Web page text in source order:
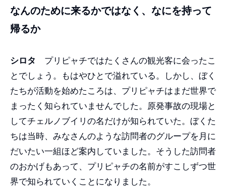
なんのために来るかではなく、なにを持って
帰るか
シロタ プリピャチではたくさんの観光客に会ったこ
とでしょう。もはやひとで溢れている。しかし、ぼく
たちが活動を始めたころは、プリピャチはまだ世界で
まったく知られていませんでした。原発事故の現場と
してチェルノブイリの名だけが知られていた。ぼくた
ちは当時、みなさんのような訪問者のグループを月に
だいたい一組ほど案内していました。そうした訪問者
のおかげもあって、プリピャチの名前がすこしずつ世
界で知られていくことになりました。